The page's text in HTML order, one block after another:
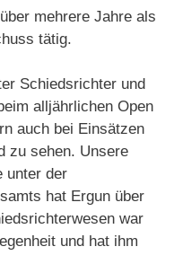
mehrere Jahre als
tätig.
Schiedsrichter und
alljährlichen Open
auch bei Einsätzen
zu sehen. Unsere
unter der
hat Ergun über
war
und hat ihm